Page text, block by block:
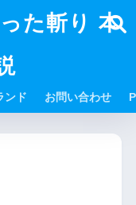
た斬り 本
ンド お問い合わせ